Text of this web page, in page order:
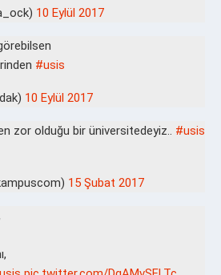
10 Eylül 2017
#usis
10 Eylül 2017
zor olduğu bir üniversitedeyiz.. #usis
15 Şubat 2017